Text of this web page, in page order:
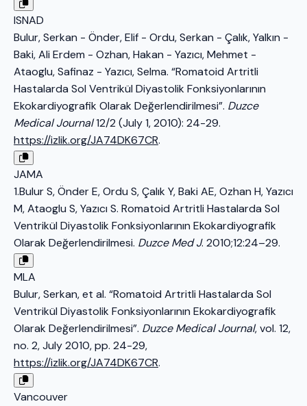
ISNAD
Bulur, Serkan - Önder, Elif - Ordu, Serkan - Çalık, Yalkın -
Baki, Ali Erdem - Ozhan, Hakan - Yazıcı, Mehmet -
Ataoglu, Safinaz - Yazıcı, Selma. “Romatoid Artritli
Hastalarda Sol Ventrikül Diyastolik Fonksiyonlarının
Ekokardiyografik Olarak Değerlendirilmesi”. Duzce
Medical Journal12/2 (July 1, 2010): 24-29.
https://izlik.org/JA74DK67CR.
JAMA
1.Bulur S, Önder E, Ordu S, Çalık Y, Baki AE, Ozhan H, Yazıcı
M, Ataoglu S, Yazıcı S. Romatoid Artritli Hastalarda Sol
Ventrikül Diyastolik Fonksiyonlarının Ekokardiyografik
Olarak Değerlendirilmesi. Duzce Med J. 2010;12:24–29.
MLA
Bulur, Serkan, et al. “Romatoid Artritli Hastalarda Sol
Ventrikül Diyastolik Fonksiyonlarının Ekokardiyografik
Olarak Değerlendirilmesi”. Duzce Medical Journal, vol. 12,
no. 2, July 2010, pp. 24-29,
https://izlik.org/JA74DK67CR.
Vancouver